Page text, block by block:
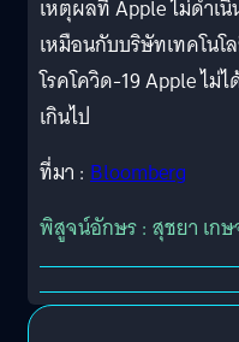
เหตุผลที่ Apple ไม่ดำเ
เหมือนกับบริษัทเทคโนโ
โรคโควิด-19 Apple ไ
เกินไป
ที่มา : Bloomberg
พิสูจน์อักษร : สุชยา เกษ